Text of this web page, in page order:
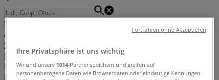
Schnäppchen
& Accessoires
Drogerien &
Schönheit
BabyAuto, Motorrad & Werkstatt
FreizeitOptiker & GesundheitRestaurants
BürobedarfBanken & Dienstleistungen
Ihre Privatsphäre ist uns wichtig
Wir und unsere 1014-Partner speichern und greifen auf
personenbezogene Daten wie Browserdaten oder eindeutige Kennungen
Fortfahren ohne Akzeptieren